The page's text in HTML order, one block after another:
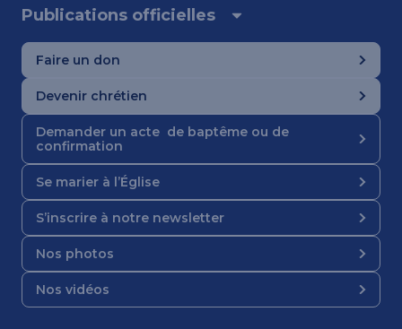
Publications officielles
Faire un don
Devenir chrétien
Demander un acte de baptême ou de
confirmation
Se marier à l’Église
S’inscrire à notre newsletter
Nos photos
Nos vidéos